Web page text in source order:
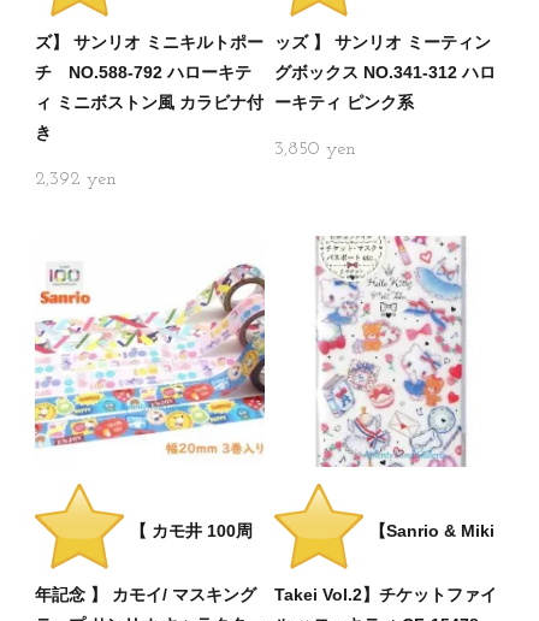
ズ】 サンリオ ミニキルトポー
チ NO.588-792 ハローキテ
ィ ミニボストン風 カラビナ付
き
2,392
ッズ 】 サンリオ ミーティン
グボックス NO.341-312 ハロ
ーキティ ピンク系
3,850
【 カモ井 100周
年記念 】 カモイ/ マスキング
【Sanrio & Miki
Takei Vol.2】チケットファイ